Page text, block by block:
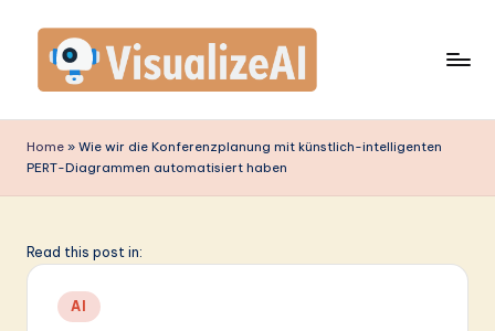
content
is
u
li
Home » Wie wir die Konferenzplanung mit künstlich-intelligenten
PERT-Diagrammen automatisiert haben
Read this post in:
Posted
in
AI